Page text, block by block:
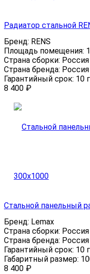
Радиатор стальной
Бренд: RENS
Площадь помещения:
Страна сборки: Россия
Страна бренда: Россия
Гарантийный срок: 10
8 400 ₽
Стальной панельный
Бренд: Lemax
Страна сборки: Россия
Страна бренда: Россия
Гарантийный срок: 10
Габаритный размер:
8 400 ₽